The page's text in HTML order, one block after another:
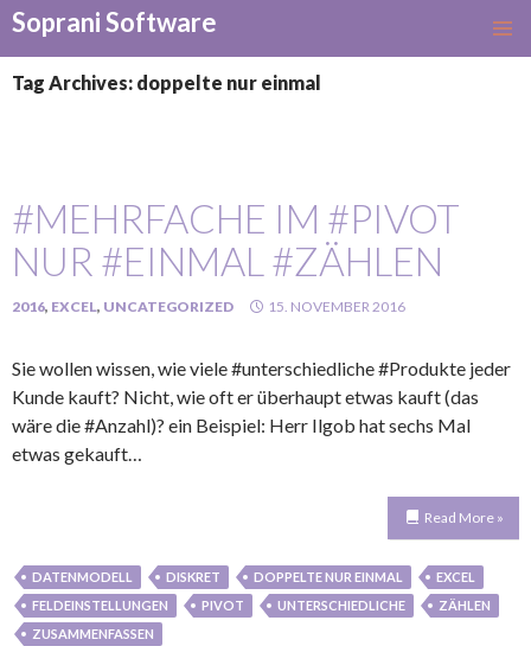
Soprani Software
TO
CONTENT
Tag Archives: doppelte nur einmal
#MEHRFACHE IM #PIVOT
NUR #EINMAL #ZÄHLEN
2016, EXCEL, UNCATEGORIZED 15. NOVEMBER 2016
Sie wollen wissen, wie viele #unterschiedliche #Produkte jeder
Kunde kauft? Nicht, wie oft er überhaupt etwas kauft (das
wäre die #Anzahl)? ein Beispiel: Herr Ilgob hat sechs Mal
etwas gekauft…
Read More »
DATENMODELL DISKRET DOPPELTE NUR EINMAL
EXCEL
FELDEINSTELLUNGEN
PIVOT UNTERSCHIEDLICHE
ZÄHLEN
ZUSAMMENFASSEN